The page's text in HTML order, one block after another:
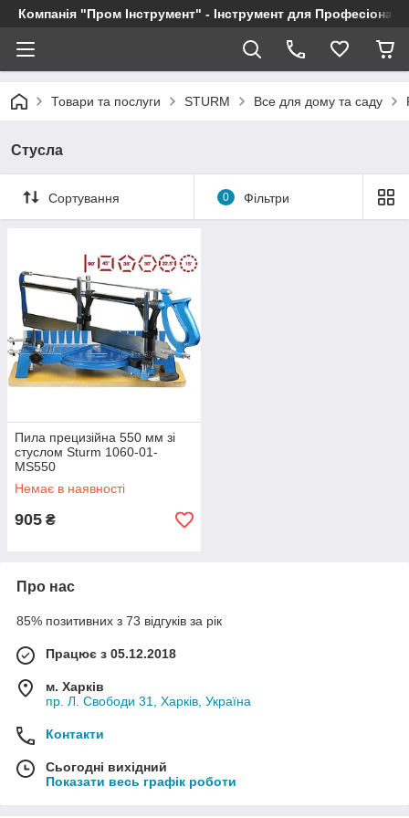
Компанія "Пром Інструмент" - Інструмент для
Товари та послуги STURM Все для дому та саду
Стусла
Сортування 0 Фільтри
Пила прецизійна 550 мм зі
стуслом Sturm 1060-01-
MS550
Немає в наявності
905 ₴
Про нас
85% позитивних з 73 відгуків за рік
Працює з 05.12.2018
м. Харків
пр. Л. Свободи 31, Харків, Україна
Контакти
Сьогодні вихідний
Показати весь графік роботи